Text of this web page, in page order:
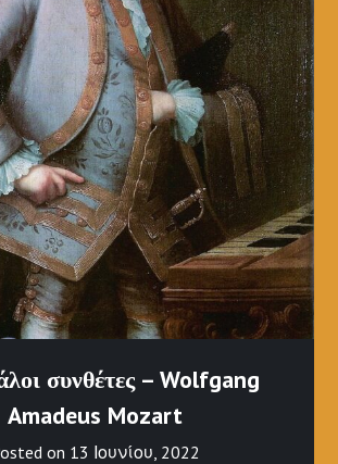
συνθέτες – Wolfgang
Amadeus Mozart
on 13 Ιουνίου, 2022